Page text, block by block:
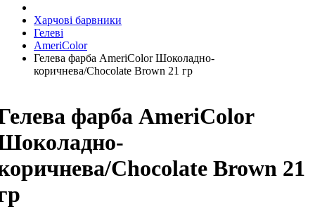
Харчові барвники
Гелеві
AmeriColor
Гелева фарба AmeriColor Шоколадно-
коричнева/Chocolate Brown 21 гр
фарба AmeriColor
Chocolate Brown 21